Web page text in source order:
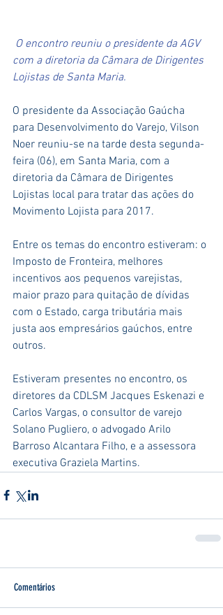
com a diretoria da Câmara de Dirigentes
Lojistas de Santa Maria.
O presidente da Associação Gaúcha
para Desenvolvimento do Varejo, Vilson
Noer reuniu-se na tarde desta segunda-
feira (06), em Santa Maria, com a
diretoria da Câmara de Dirigentes
Lojistas local para tratar das ações do
Movimento Lojista para 2017.
Entre os temas do encontro estiveram: o
Imposto de Fronteira, melhores
incentivos aos pequenos varejistas,
maior prazo para quitação de dívidas
com o Estado, carga tributária mais
justa aos empresários gaúchos, entre
outros.
Estiveram presentes no encontro, os
diretores da CDLSM Jacques Eskenazi e
Carlos Vargas, o consultor de varejo
Solano Pugliero, o advogado Arilo
Barroso Alcantara Filho, e a assessora
executiva Graziela Martins.
Comentários